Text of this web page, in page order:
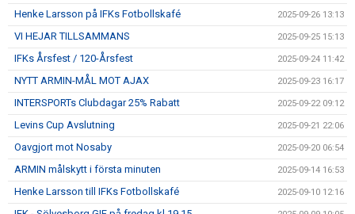
Henke Larsson på IFKs Fotbollskafé 2025-09-26 13:13
VI HEJAR TILLSAMMANS 2025-09-25 15:13
IFKs Årsfest / 120-Årsfest 2025-09-24 11:42
NYTT ARMIN-MÅL MOT AJAX 2025-09-23 16:17
INTERSPORTs Clubdagar 25% Rabatt 2025-09-22 09:12
Levins Cup Avslutning 2025-09-21 22:06
Oavgjort mot Nosaby 2025-09-20 06:54
ARMIN målskytt i första minuten 2025-09-14 16:53
Henke Larsson till IFKs Fotbollskafé 2025-09-10 12:16